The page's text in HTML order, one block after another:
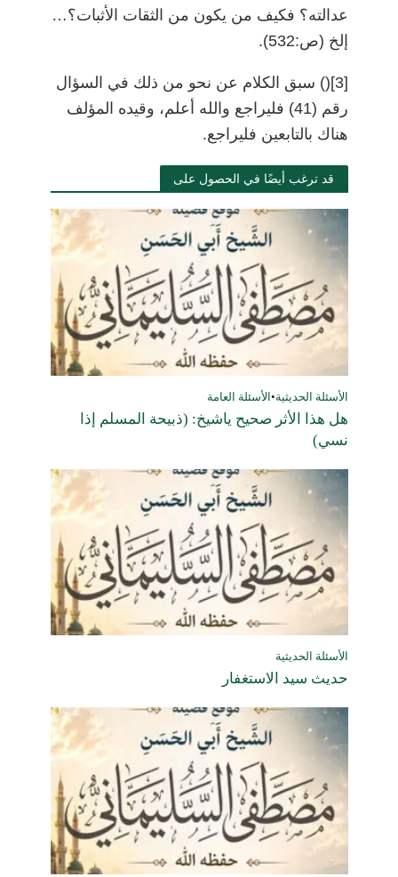
عدالته؟ فكيف من يكون من الثقات الأثبات؟…
إلخ (ص:532).
[3]
)
) سبق الكلام عن نحو من ذلك في السؤال
رقم (41) فليراجع والله أعلم، وقيده المؤلف
هناك بالتابعين فليراجع.
قد ترغب أيضًا في الحصول على
الأسئلة الحديثية• الأسئلة العامة
هل هذا الأثر صحيح ياشيخ: (ذبيحة المسلم إذا
نسي)
الأسئلة الحديثية
حديث سيد الاستغفار